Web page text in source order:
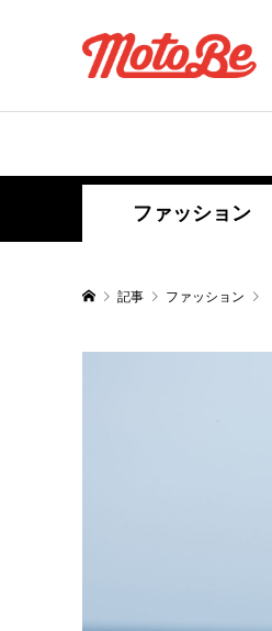
ファッション
記事 ファッション